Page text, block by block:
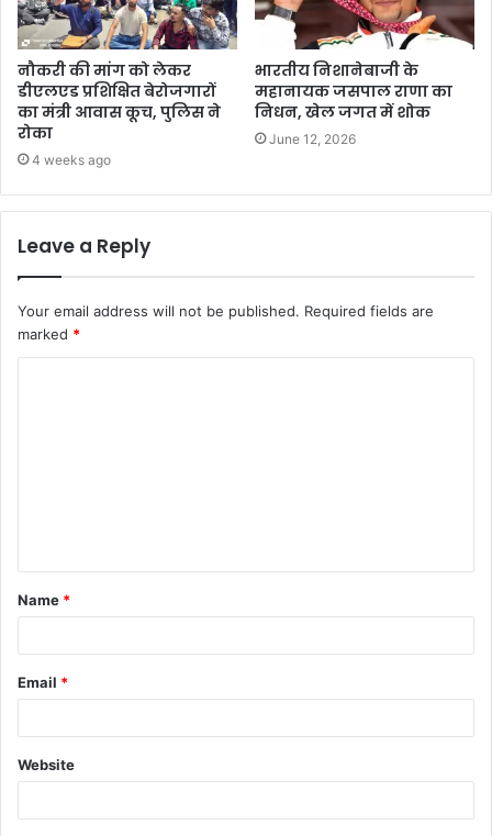
नौकरी की मांग को लेकर
डीएलएड प्रशिक्षित बेरोजगारों
का मंत्री आवास कूच, पुलिस ने
रोका
4 weeks ago
भारतीय निशानेबाजी के
महानायक जसपाल राणा का
निधन, खेल जगत में शोक
June 12, 2026
Leave a Reply
Your email address will not be published. Required fields are
marked *
t
*
Name *
Email *
Website